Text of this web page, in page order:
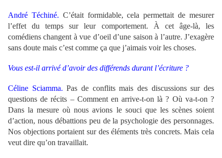
André Téchiné. C’était formidable, cela permettait de mesurer
l’effet du temps sur leur comportement. À cet âge-là, les
comédiens changent à vue d’oeil d’une saison à l’autre. J’exagère
sans doute mais c’est comme ça que j’aimais voir les choses.
Vous est-il arrivé d’avoir des différends durant l’écriture ?
Céline Sciamma. Pas de conflits mais des discussions sur des
questions de récits – Comment en arrive-t-on là ? Où va-t-on ?
Dans la mesure où nous avions le souci que les scènes soient
d’action, nous débattions peu de la psychologie des personnages.
Nos objections portaient sur des éléments très concrets. Mais cela
veut dire qu’on travaillait.